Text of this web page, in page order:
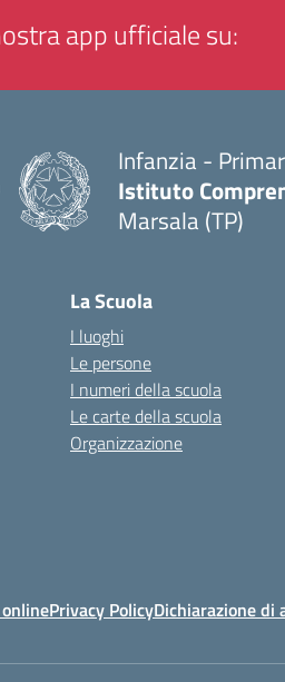
app ufficiale su:
Infanzia -
Istituto
Marsala (TP)
La Scuola
I luoghi
Le persone
I numeri della scuola
Le carte della scuola
Organizzazione
Privacy PolicyDichiarazione di